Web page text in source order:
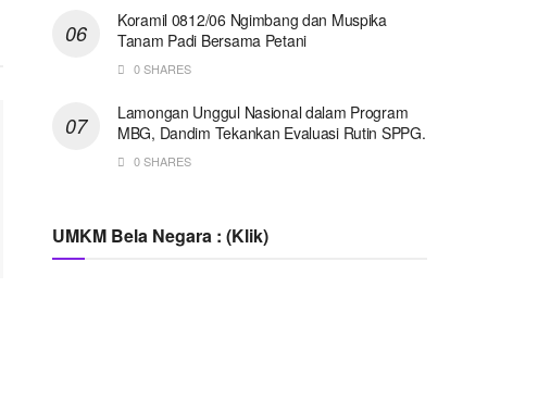
Koramil 0812/06 Ngimbang dan Muspika
Tanam Padi Bersama Petani
0 SHARES
Lamongan Unggul Nasional dalam Program
MBG, Dandim Tekankan Evaluasi Rutin SPPG.
0 SHARES
UMKM Bela Negara : (Klik)